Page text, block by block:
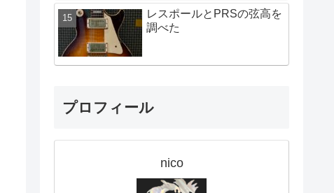
レスポールとPRSの弦高を
調べた
プロフィール
nico